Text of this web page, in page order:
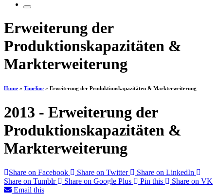
Erweiterung der
Produktionskapazitäten &
Markterweiterung
Home » Timeline » Erweiterung der Produktionskapazitäten & Markterweiterung
2013 - Erweiterung der
Produktionskapazitäten &
Markterweiterung
Share on Facebook Share on Twitter
Share on LinkedIn
Share on Tumblr
Share on Google Plus Pin this
Share on VK
Email this